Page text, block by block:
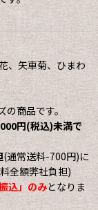
、矢車菊、ひまわ
の商品です。
円(税込)未満で
(通常送料-700円)に
全額弊社負担)
込」のみとなりま